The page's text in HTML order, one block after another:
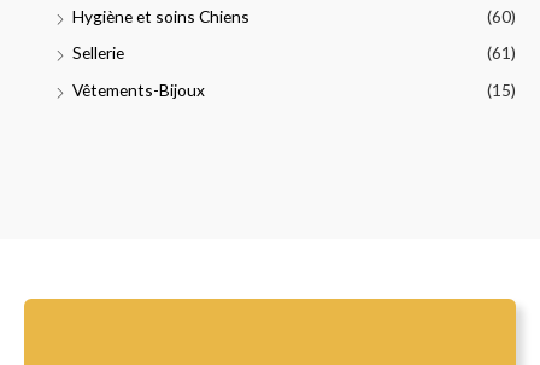
Hygiène et soins Chiens
(60)
Sellerie
(61)
Vêtements-Bijoux
(15)